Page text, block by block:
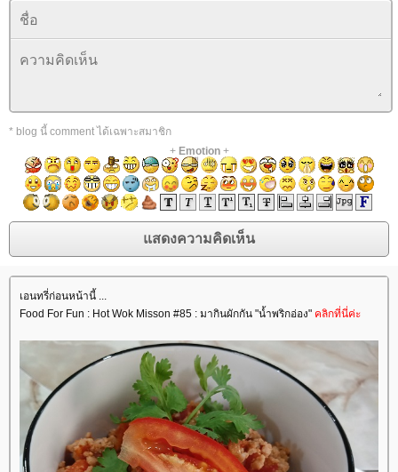
* blog นี้ comment ได้เฉพาะสมาชิก
+ Emotion+
เอนทรี่ก่อนหน้านี้ ...
Food For Fun : Hot Wok Misson #85 : มากินผักกัน "น้ำพริกอ่อง" คลิกที่นี่ค่ะ